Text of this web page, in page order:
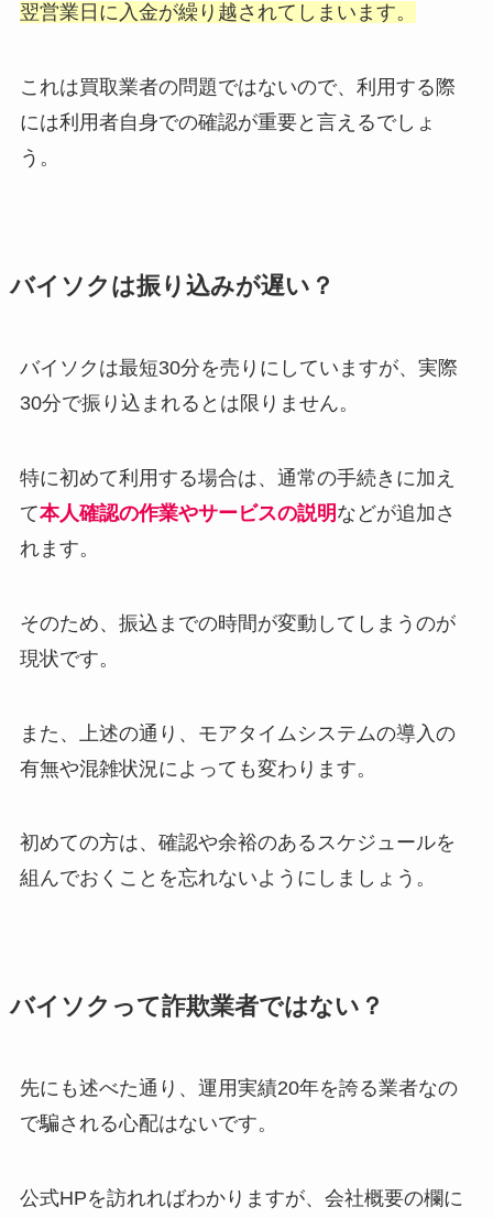
翌営業日に入金が繰り越されてしまいます。
これは買取業者の問題ではないので、利用する際
には利用者自身での確認が重要と言えるでしょ
う。
バイソクは振り込みが遅い？
バイソクは最短30分を売りにしていますが、実際
30分で振り込まれるとは限りません。
特に初めて利用する場合は、通常の手続きに加え
て本人確認の作業やサービスの説明 などが追加さ
れます。
そのため、振込までの時間が変動してしまうのが
現状です。
また、上述の通り、モアタイムシステムの導入の
有無や混雑状況によっても変わります。
初めての方は、確認や余裕のあるスケジュールを
組んでおくことを忘れないようにしましょう。
バイソクって詐欺業者ではない？
先にも述べた通り、運用実績20年を誇る業者なの
で騙される心配はないです。
公式HPを訪れればわかりますが、会社概要の欄に